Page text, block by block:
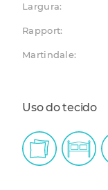
Largura:
Rapport:
Martindale:
Uso do tecido